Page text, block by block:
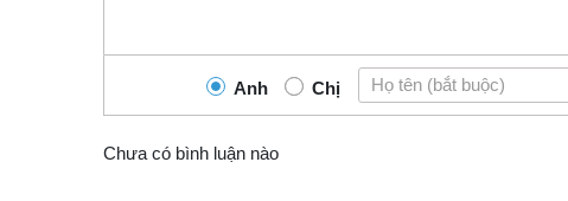
Anh Chị
Chưa có bình luận nào